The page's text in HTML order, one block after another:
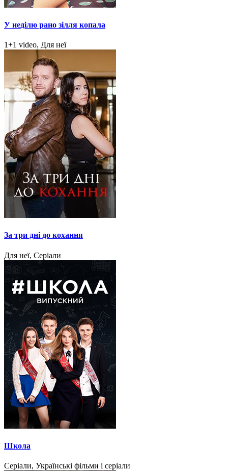
У неділю рано зілля копала
1+1 video, Для неї
За три дні до кохання
Для неї, Серіали
Школа
Серіали, Українські фільми і серіали